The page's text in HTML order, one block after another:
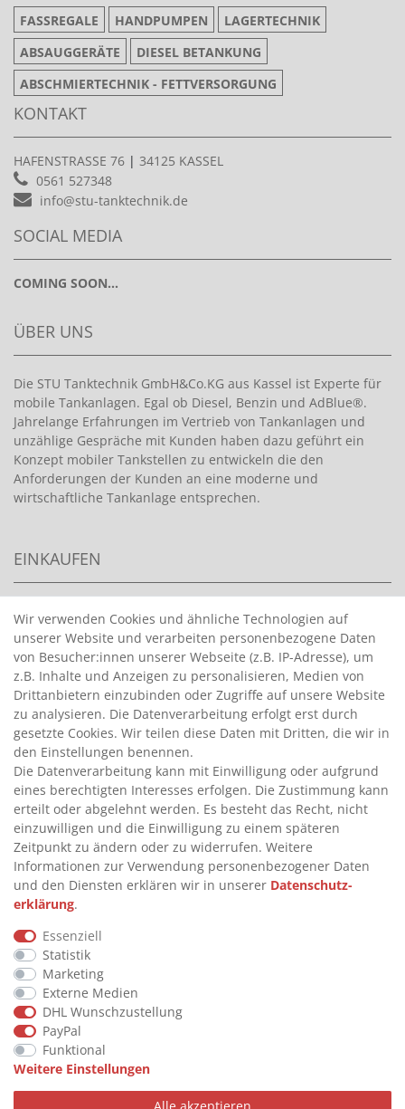
FASSREGALE HANDPUMPEN
LAGERTECHNIK
ABSAUGGERÄTE
DIESEL BETANKUNG
ABSCHMIERTECHNIK - FETTVERSORGUNG
KONTAKT
HAFENSTRASSE 76 | 34125 KASSEL
0561 527348
info@stu-tanktechnik.de
SOCIAL MEDIA
COMING SOON...
ÜBER UNS
Die STU Tanktechnik GmbH&Co.KG aus Kassel ist Experte für
mobile Tankanlagen. Egal ob Diesel, Benzin und AdBlue®.
Jahrelange Erfahrungen im Vertrieb von Tankanlagen und
unzählige Gespräche mit Kunden haben dazu geführt ein
Konzept mobiler Tankstellen zu entwickeln die den
Anforderungen der Kunden an eine moderne und
wirtschaftliche Tankanlage entsprechen.
EINKAUFEN
HANDPUMPEN FÜR BENZIN
>
HANDPUMPEN FÜR ÖLE
>
TANKANLAGEN
>
ADBLUE® BETANKUNG
INFORMATIONEN
>
FAQ
>
VERTRAG WIDERRUFEN
>
WIDERRUFSRECHT
>
WIDERRUFSFORMULAR
IMPRESSUM
>
DATENSCHUTZERKLÄRUNG
>
AGB
>
KONTAKT
© Copyright 2026 by STU Tanktechnik
Alle Rechte vorbehalten.
Wir verwenden Cookies und ähnliche Technologien auf
unserer Website und verarbeiten personenbezogene Daten
von Besucher:innen unserer Webseite (z.B. IP-Adresse), um
z.B. Inhalte und Anzeigen zu personalisieren, Medien von
Drittanbietern einzubinden oder Zugriffe auf unsere Website
zu analysieren. Die Datenverarbeitung erfolgt erst durch
gesetzte Cookies. Wir teilen diese Daten mit Dritten, die wir in
den Einstellungen benennen.
Die Datenverarbeitung kann mit Einwilligung oder aufgrund
eines berechtigten Interesses erfolgen. Die Zustimmung kann
erteilt oder abgelehnt werden. Es besteht das Recht, nicht
einzuwilligen und die Einwilligung zu einem späteren
Zeitpunkt zu ändern oder zu widerrufen. Weitere
Informationen zur Verwendung personenbezogener Daten
und den Diensten erklären wir in unserer Daten­schutz­
erklärung.
Essenziell
Statistik
Marketing
Externe Medien
DHL Wunschzustellung
PayPal
Funktional
Weitere Einstellungen